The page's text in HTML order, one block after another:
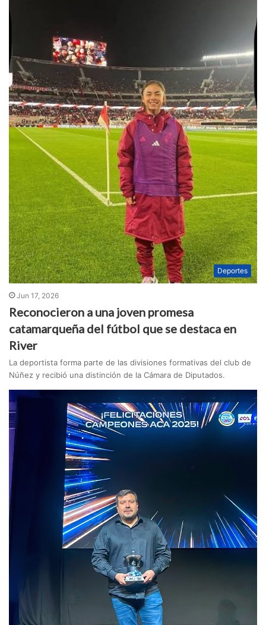
Deportes
Jun 17, 2026
Reconocieron a una joven promesa
catamarqueña del fútbol que se destaca en
River
La deportista forma parte de las divisiones formativas del club de
Núñez y recibió una distinción de la Cámara de Diputados.